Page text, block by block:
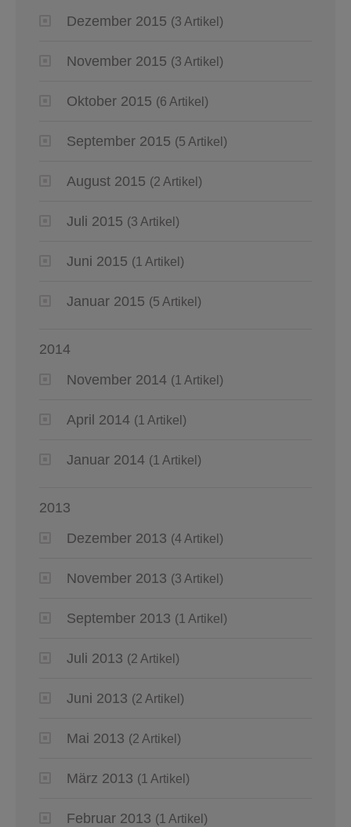
Dezember 2015 (3 Artikel)
November 2015 (3 Artikel)
Oktober 2015 (6 Artikel)
September 2015 (5 Artikel)
August 2015 (2 Artikel)
Juli 2015 (3 Artikel)
Juni 2015 (1 Artikel)
Januar 2015 (5 Artikel)
2014
November 2014 (1 Artikel)
April 2014 (1 Artikel)
Januar 2014 (1 Artikel)
2013
Dezember 2013 (4 Artikel)
November 2013 (3 Artikel)
September 2013 (1 Artikel)
Juli 2013 (2 Artikel)
Juni 2013 (2 Artikel)
Mai 2013 (2 Artikel)
März 2013 (1 Artikel)
Februar 2013 (1 Artikel)